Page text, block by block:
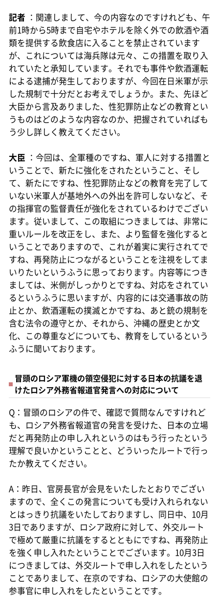
記者 ：関連しまして、今の内容なのですけれども、午
前1時から5時まで自宅やホテルを除く外での飲酒や酒
類を提供する飲食店に入ることを禁止されています
が、これについては海兵隊は元々、この措置を取り入
れていたと承知しています。それでも事件や飲酒運転
による逮捕が発生しておりますが、今回在日米軍が示
した規制で十分だとお考えでしょうか。また、先ほど
大臣から言及ありました、性犯罪防止などの教育とい
うものはどのような内容なのか、把握されていればも
う少し詳しく教えてください。
大臣 ：今回は、全軍種のですね、軍人に対する措置と
いうことで、新たに強化をされたということ、そし
て、新たにですね、性犯罪防止などの教育を完了して
いない米軍人が基地外への外出を許可しないなど、そ
の指揮官の監督責任が強化をされているわけでござい
ます。従いまして、この取組につきましては、非常に
重いルールを改正をし、また、より監督を強化すると
いうことでありますので、これが着実に実行されてで
すね、再発防止につながるということを注視をしてま
いりたいというふうに思っております。内容等につき
ましては、米側がしっかりとですね、対応をされてい
るというふうに思いますが、内容的には交通事故の防
止とか、飲酒運転の撲滅とかですね、あと銃の規制を
含む法令の遵守とか、それから、沖縄の歴史とか文
化、この尊重などについても、教育をしているという
ふうに聞いております。
冒頭のロシア軍機の領空侵犯に対する日本の抗議を退
けたロシア外務省報道官発言への対応について
Q：冒頭のロシアの件で、確認で質問なんですけれど
も、ロシア外務省報道官の発言を受けた、日本の立場
だと再発防止の申し入れというのはもう行ったという
理解で良いかということと、どういったルートで行っ
たか教えてください。
A：昨日、官房長官が会見をいたしたとおりでござい
ますので、全くこの発言についても受け入れられない
とはっきり抗議をいたしておりますし、同日中、10月
3日でありますが、ロシア政府に対して、外交ルート
で極めて厳重に抗議をするとともにですね、再発防止
を強く申し入れたということでございます。10月3日
につきましては、外交ルートで申し入れをしたという
ことでありまして、在京のですね、ロシアの大使館の
参事官に申し入れをしたということです。